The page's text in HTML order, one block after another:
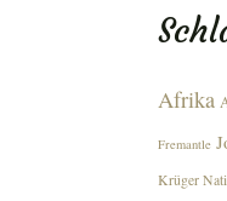
Afrika
Fremantle
Krüger